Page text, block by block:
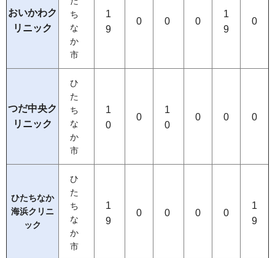
おいかわク
リニック
ち
な
か
市
1
9
0 0 0
1
9
0
つだ中央ク
リニック
ひ
た
ち
な
か
市
1
0
0
1
0
0 0 0
ひたちなか
海浜クリニ
ック
ひ
た
ち
な
か
市
1
9
0 0 0 0
1
9